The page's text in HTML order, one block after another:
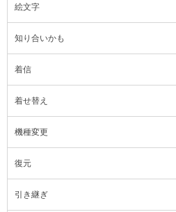
絵文字
知り合いかも
着信
着せ替え
機種変更
復元
引き継ぎ